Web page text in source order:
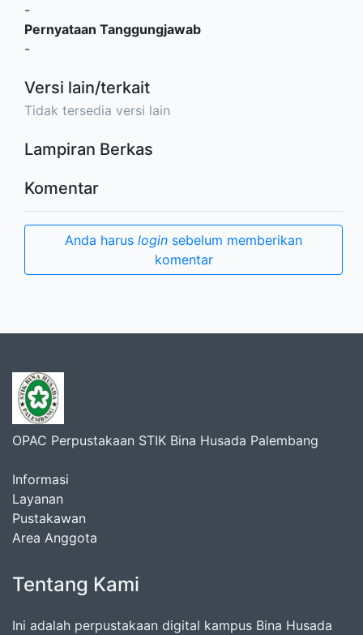
-
Pernyataan Tanggungjawab
-
Versi lain/terkait
Tidak tersedia versi lain
Lampiran Berkas
Komentar
Anda harus login sebelum memberikan
komentar
OPAC Perpustakaan STIK Bina Husada Palembang
Informasi
Layanan
Pustakawan
Area Anggota
Tentang Kami
Ini adalah perpustakaan digital kampus Bina Husada